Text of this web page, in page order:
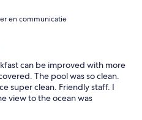
en communicatie
can be improved with more
The pool was so clean.
super clean. Friendly staff. I
view to the ocean was